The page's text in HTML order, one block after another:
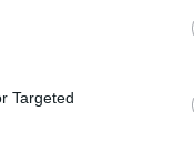
Targeted